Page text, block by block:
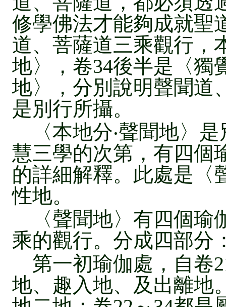
修學佛法才能夠成就聖
道、菩薩道三乘觀行，
地〉，卷34後半是〈獨
地〉，分別說明聲聞道
是別行所攝。
〈本地分‧聲聞地〉
慧三學的次第，有四個
的詳細解釋。此處是〈
性地。
〈聲聞地〉有四個瑜
乘的觀行。分成四部分
第一初瑜伽處，自卷
地、趣入地、及出離地